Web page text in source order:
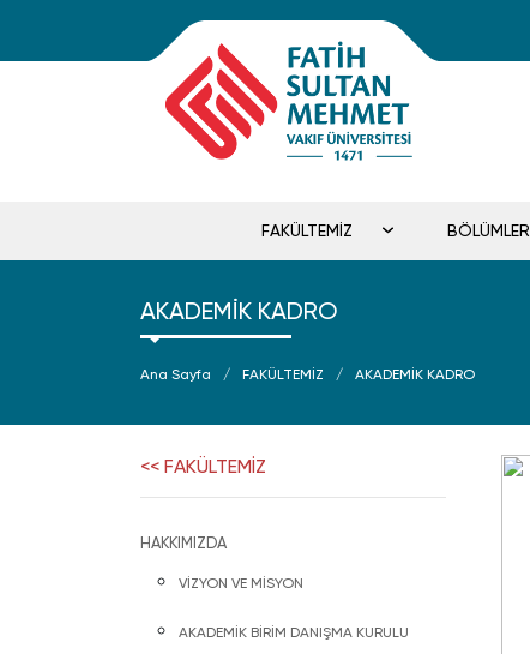
FAKÜLTEMİZ BÖLÜMLER
AKADEMİK KADRO
Ana Sayfa FAKÜLTEMİZ AKADEMİK KADRO
<< FAKÜLTEMİZ
HAKKIMIZDA
VİZYON VE MİSYON
AKADEMİK BİRİM DANIŞMA KURULU